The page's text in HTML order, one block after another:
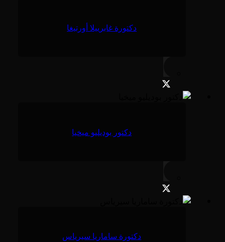
دكتورة غابرييلا أورتيغا
دكتور بوديليو ميخيا
دكتورة ساماريا سيرياس